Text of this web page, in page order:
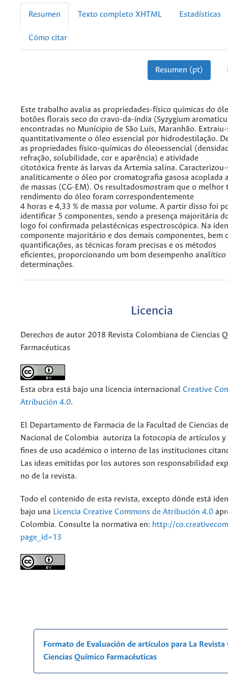
Resumen Texto completo XHTML Estadísticas
Cómo citar
Resumen (pt)
Este trabalho avalia as propriedades-físico químicas do
botões florais seco do cravo-da-índia (Syzygium
encontradas no Munícipio de São Luís, Maranhão. Extraiu-
quantitativamente o óleo essencial por hidrodestilação.
as propriedades físico-químicas do óleoessencial
refração, solubilidade, cor e aparência) e atividade
citotóxica frente às larvas da Artemia salina. Caracterizou-
analiticamente o óleo por cromatografia gasosa acoplada
de massas (CG-EM). Os resultadosmostram que o melhor
rendimento do óleo foram correspondentemente
4 horas e 4,33 % de massa por volume. A partir disso foi
identificar 5 componentes, sendo a presença majoritária
logo foi confirmada pelastécnicas espectroscópica. Na
componente majoritário e dos demais componentes, bem
quantificações, as técnicas foram precisas e os métodos
eficientes, proporcionando um bom desempenho analítico
determinações.
Licencia
Derechos de autor 2018 Revista Colombiana de Ciencias
Farmacéuticas
Esta obra está bajo una licencia internacional Creative
Atribución 4.0.
El Departamento de Farmacia de la Facultad de Ciencias
Nacional de Colombia autoriza la fotocopia de artículos
fines de uso académico o interno de las instituciones
Las ideas emitidas por los autores son responsabilidad
no de la revista.
Todo el contenido de esta revista, excepto dónde está
bajo una Licencia Creative Commons de Atribución 4.0
Colombia. Consulte la normativa en: http://
page_id=13
Formato de Evaluación de artículos para La
Ciencias Químico Farmacéuticas